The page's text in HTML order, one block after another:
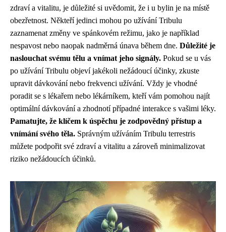
zdraví a vitalitu, je důležité si uvědomit, že i u bylin je na místě
obezřetnost. Někteří jedinci mohou po užívání Tribulu
zaznamenat změny ve spánkovém režimu, jako je například
nespavost nebo naopak nadměrná únava během dne. Důležité je
naslouchat svému tělu a vnímat jeho signály. Pokud se u vás
po užívání Tribulu objeví jakékoli nežádoucí účinky, zkuste
upravit dávkování nebo frekvenci užívání. Vždy je vhodné
poradit se s lékařem nebo lékárníkem, kteří vám pomohou najít
optimální dávkování a zhodnotí případné interakce s vašimi léky.
Pamatujte, že klíčem k úspěchu je zodpovědný přístup a
vnímání svého těla. Správným užíváním Tribulu terrestris
můžete podpořit své zdraví a vitalitu a zároveň minimalizovat
riziko nežádoucích účinků.